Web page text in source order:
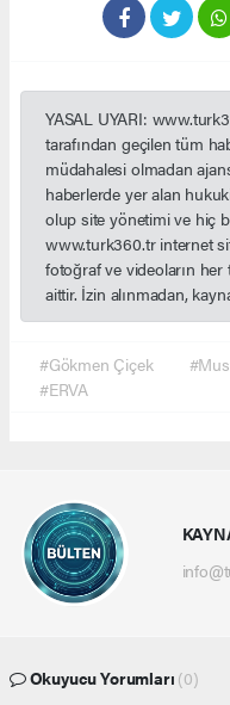
YASAL UYARI:
tarafından geçilen tüm
müdahalesi olmadan
haberlerde yer alan
olup site yönetimi ve hiç
www.turk360.tr internet
fotoğraf ve videoların
aittir. İzin alınmadan,
#Gökmen Çiçek
#ERVA
Okuyucu Yorumları (0)